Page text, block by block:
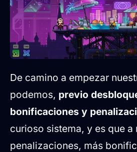
De camino a empezar
podemos, previo
bonificaciones y
curioso sistema, y es que a
penalizaciones, más